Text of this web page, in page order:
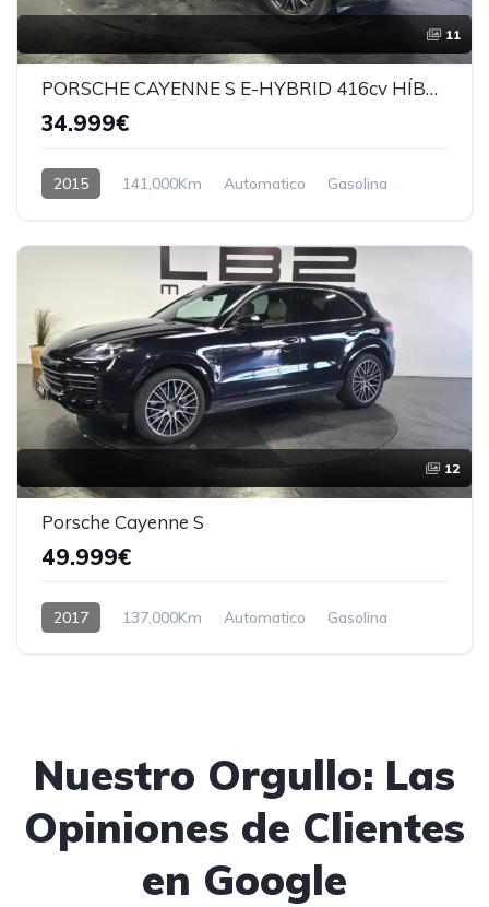
11
PORSCHE CAYENNE S E-HYBRID 416cv HÍBRIDO ENCHUFABLE
34.999€
2015 141,000Km Automatico Gasolina
12
Porsche Cayenne S
49.999€
2017 137,000Km Automatico Gasolina
Nuestro Orgullo: Las
Opiniones de Clientes
en Google